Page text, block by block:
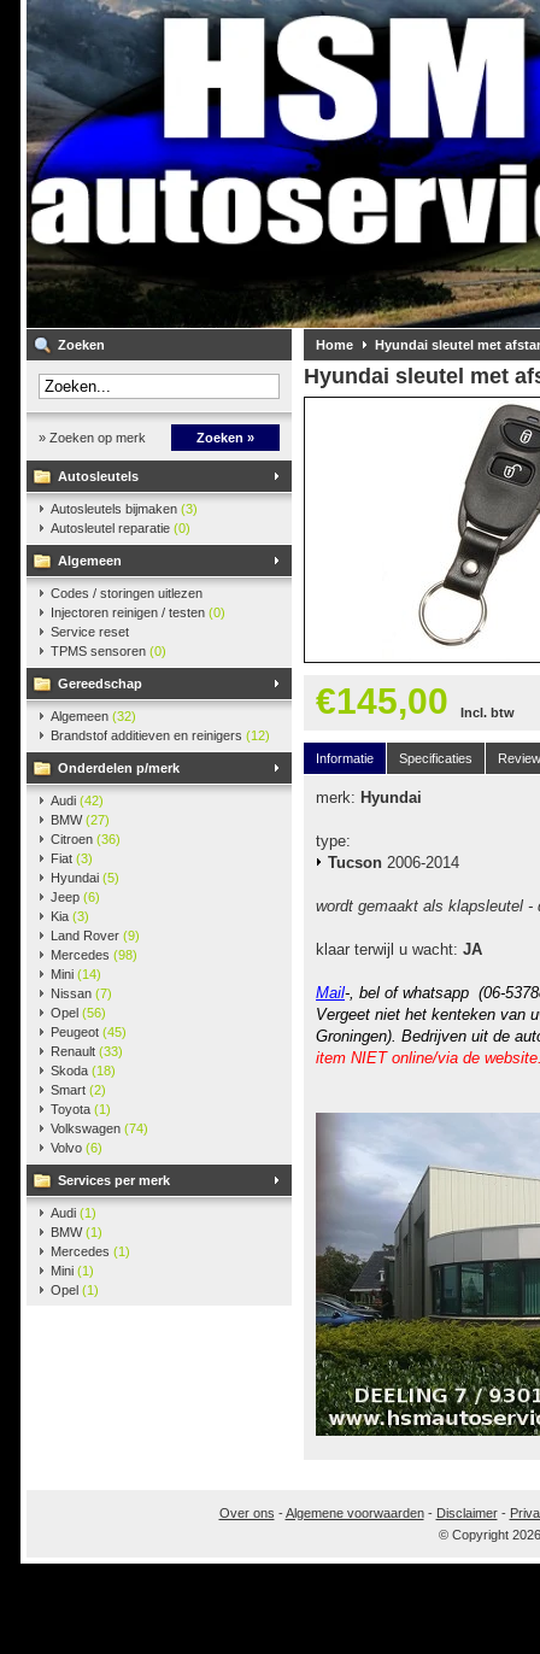
Zoeken
» Zoeken op merk Zoeken »
Autosleutels
Autosleutels bijmaken (3)
Autosleutel reparatie (0)
Algemeen
Codes / storingen uitlezen
Injectoren reinigen / testen (0)
Service reset
TPMS sensoren (0)
Gereedschap
Algemeen (32)
Brandstof additieven en reinigers (12)
Onderdelen p/merk
Audi (42)
BMW(27)
Citroen (36)
Fiat (3)
Hyundai (5)
Jeep (6)
Kia (3)
Land Rover (9)
Mercedes (98)
Mini (14)
Nissan (7)
Opel (56)
Peugeot (45)
Renault (33)
Skoda (18)
Smart (2)
Toyota (1)
Volkswagen (74)
Volvo (6)
Services per merk
Audi (1)
BMW(1)
Mercedes (1)
Mini (1)
Opel (1)
Home Hyundai sleutel met
Hyundai sleutel met
€145,00 Incl. btw
Informatie Specificaties
merk: Hyundai
type:
Tucson 2006-2014
wordt gemaakt als klapsleutel
klaar terwijl u wacht: JA
Mail-, bel of whatsapp (06-
Vergeet niet het kenteken van
Groningen). Bedrijven uit de
item NIET online/via de
Over ons -Algemene voorwaarden- Disclaimer-
© Copyright